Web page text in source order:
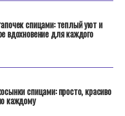
спицами: теплый уют и
вдохновение для каждого
спицами: просто, красиво
каждому